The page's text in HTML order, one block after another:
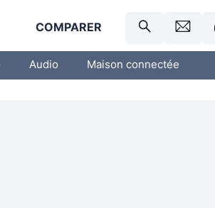
COMPARER
Audio Maison connectée